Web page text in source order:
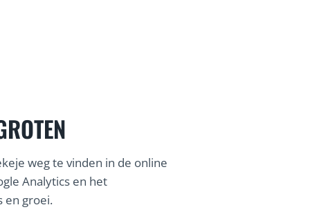
weg te vinden in de online
Analytics en het
en groei.